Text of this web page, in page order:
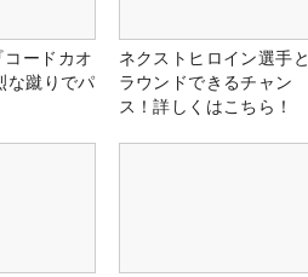
ードカオ
な蹴りでパ
ネクストヒロイン選手と
ラウンドできるチャン
ス！詳しくはこちら！